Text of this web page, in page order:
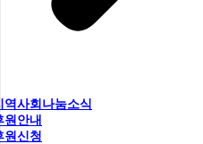
역사회나눔소식
원안내
원신청